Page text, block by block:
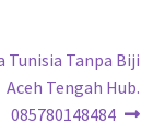
Tunisia Tanpa Biji
Aceh Tengah Hub.
085780148484